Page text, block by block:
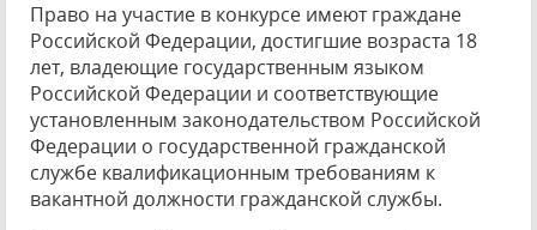
Право на участие в конкурсе имеют граждане
Российской Федерации, достигшие возраста 18
лет, владеющие государственным языком
Российской Федерации и соответствующие
установленным законодательством Российской
Федерации о государственной гражданской
службе квалификационным требованиям к
вакантной должности гражданской службы.